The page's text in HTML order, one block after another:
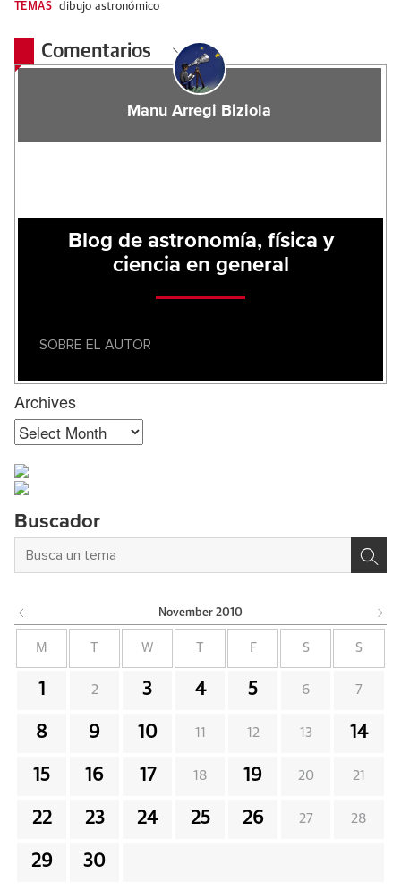
TEMAS dibujo astronómico
Comentarios
Manu Arregi Biziola
Blog de astronomía, física y
ciencia en general
SOBRE EL AUTOR
Archives
Archives
Buscador
November 2010
M T W T F S S
1 2 3 4 5 6 7
8 9 10 11 12 13 14
15 16 17 18 19 20 21
22 23 24 25 26 27 28
29 30